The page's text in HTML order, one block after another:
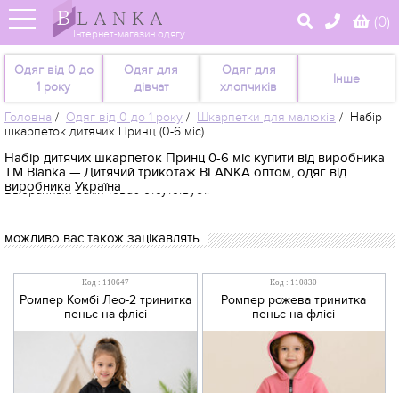
Інтернет-магазин одягу
(0)
Одяг від 0 до
1 року
Одяг для
дівчат
Одяг для
хлопчиків
Інше
Головна / Одяг від 0 до 1 року / Шкарпетки для малюків / Набір
шкарпеток дитячих Принц (0-6 міс)
Набір дитячих шкарпеток Принц 0-6 міс купити від виробника
TM Blanka — Дитячий трикотаж BLANKA оптом, одяг від
виробника Україна
Выбранный вами товар отсутствует.
можливо вас також зацікавлять
Код : 110647
Ромпер Комбі Лео-2 тринитка
пеньє на флісі
Код : 110830
Ромпер рожева тринитка
пеньє на флісі